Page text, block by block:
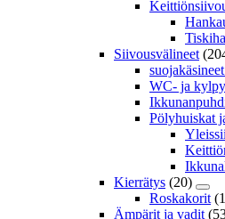
Siivousvälineet
WC- ja
Pölyhuiskat
Kierrätys (20)
Roskakorit
Ämpärit ja vadit